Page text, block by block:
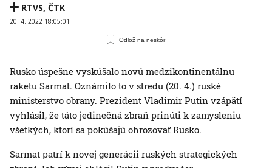
RTVS, ČTK
20. 4. 2022 18:05:01
Odlož na neskôr
Rusko úspešne vyskúšalo novú medzikontinentálnu
raketu Sarmat. Oznámilo to v stredu (20. 4.) ruské
ministerstvo obrany. Prezident Vladimir Putin vzápätí
vyhlásil, že táto jedinečná zbraň prinúti k zamysleniu
všetkých, ktorí sa pokúšajú ohrozovať Rusko.
Sarmat patrí k novej generácii ruských strategických